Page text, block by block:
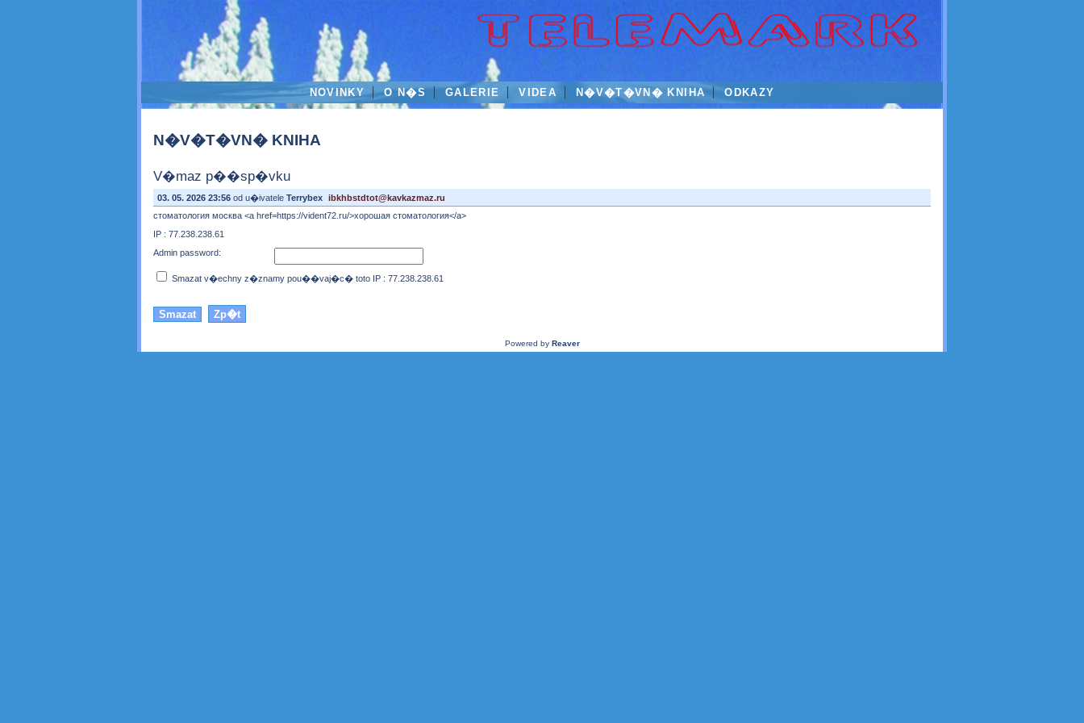
NOVINKY O N�S GALERIE VIDEA N�V�T�VN� KNIHA ODKAZY
N�V�T�VN� KNIHA
V�maz p��sp�vku
03. 05. 2026 23:56 od u�ivatele Terrybex ibkhbstdtot@kavkazmaz.ru
стоматология москва <a href=https://vident72.ru/>хорошая стоматология</a>
IP : 77.238.238.61
Admin password:
Smazat v�echny z�znamy pou��vaj�c� toto IP : 77.238.238.61
Powered by Reaver